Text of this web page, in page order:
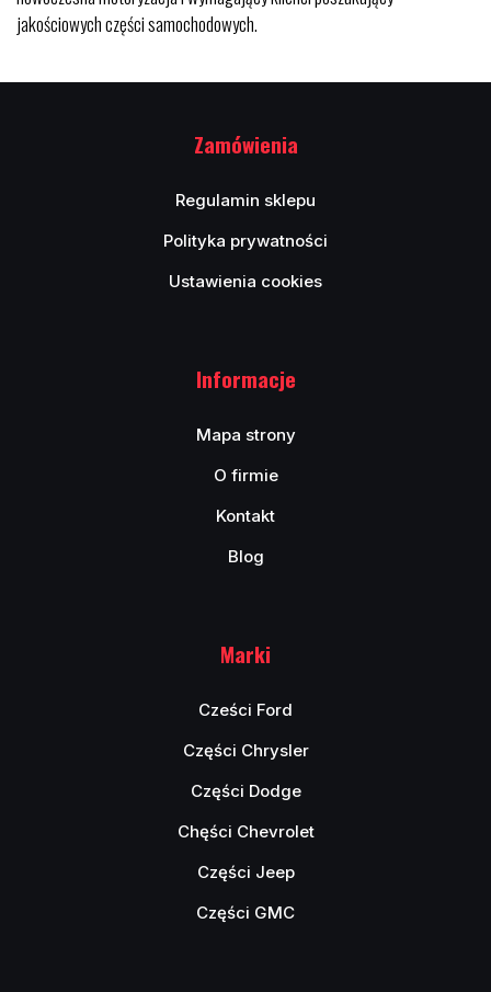
jakościowych części samochodowych.
Zamówienia
Regulamin sklepu
Polityka prywatności
Ustawienia cookies
Informacje
Mapa strony
O firmie
Kontakt
Blog
Marki
Cześci Ford
Części Chrysler
Części Dodge
Chęści Chevrolet
Części Jeep
Części GMC